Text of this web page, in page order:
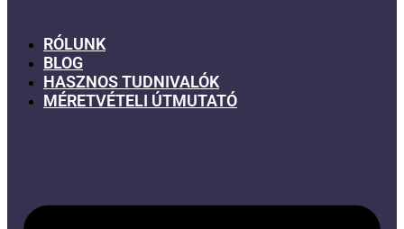
RÓLUNK
BLOG
HASZNOS TUDNIVALÓK
MÉRETVÉTELI ÚTMUTATÓ